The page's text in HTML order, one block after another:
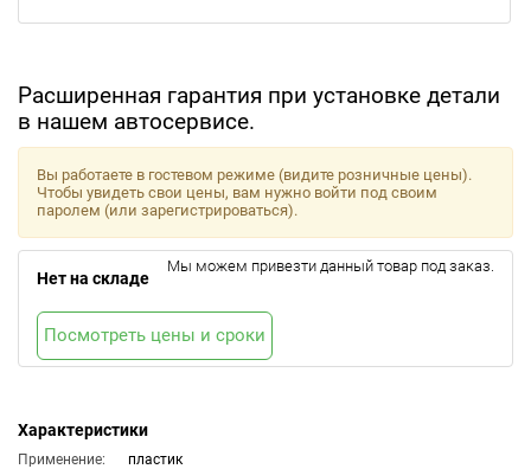
Расширенная гарантия при установке детали
в нашем автосервисе.
Характеристики
Применение:
пластик
Вы работаете в гостевом режиме (видите розничные цены).
Чтобы увидеть свои цены, вам нужно войти под своим
паролем (или зарегистрироваться).
Нет на складе
Мы можем привезти данный товар под заказ.
Посмотреть цены и сроки